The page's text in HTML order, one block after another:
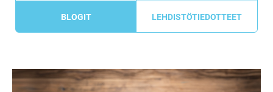
BLOGIT LEHDISTÖTIEDOTTEET